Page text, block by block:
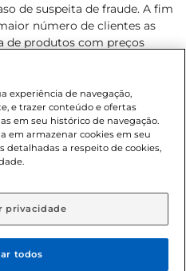
de suspeita de fraude. A fim
número de clientes as
de produtos com preços
são exclusivos para
o dia de hoje, podendo
Proibida a venda
de 18 anos, conforme
II (Estatuto da Criança e do
exclusivos para o
as compras on-line é de
experiência de navegação,
e trazer conteúdo e ofertas
em seu histórico de navegação.
em armazenar cookies em seu
detalhadas a respeito de cookies,
privacidade
todos